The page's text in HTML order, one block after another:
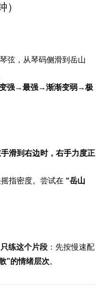
琴弦，从琴码侧滑到岳山
强→最强→渐渐变弱→极
滑到右边时，右手力度正
指密度。尝试在 “岳山
只练这个片段 ：先按慢速配
”的情绪层次。